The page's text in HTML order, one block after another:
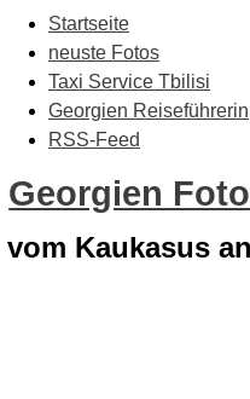
Startseite
neuste Fotos
Taxi Service Tbilisi
Georgien Reiseführerin
RSS-Feed
Georgien
vom Kaukasus